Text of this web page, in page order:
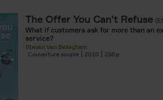
filterThe Offer You Can't Refuse
What if customers ask for more than an
service?
Steven Van Belleghem
Couverture souple
2020 256